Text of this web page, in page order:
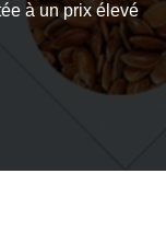
à un prix élevé